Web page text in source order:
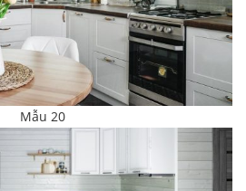
Mẫu 20